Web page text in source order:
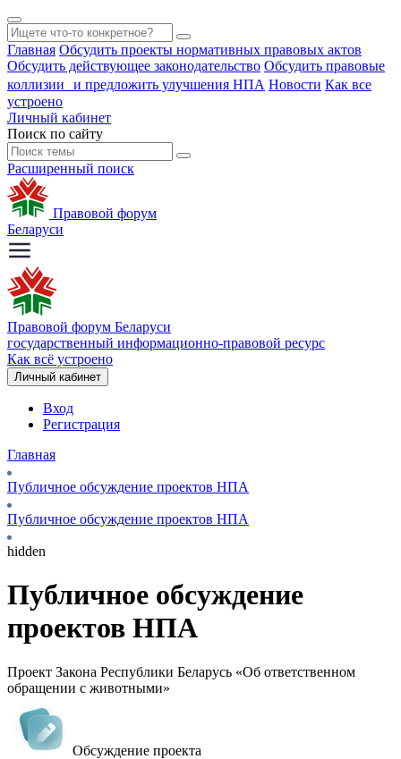
Главная Обсудить проекты нормативных правовых актов
Обсудить действующее законодательство Обсудить правовые
коллизии и предложить улучшения НПА Новости Как все
устроено
Личный кабинет
Поиск по сайту
Расширенный поиск
Правовой форум
Беларуси
Правовой форум Беларуси
государственный информационно-правовой ресурс
Как всё устроено
Личный кабинет
Вход
Регистрация
Главная
Публичное обсуждение проектов НПА
Публичное обсуждение проектов НПА
hidden
Публичное обсуждение
проектов НПА
Проект Закона Республики Беларусь «Об ответственном
обращении с животными»
Обсуждение проекта